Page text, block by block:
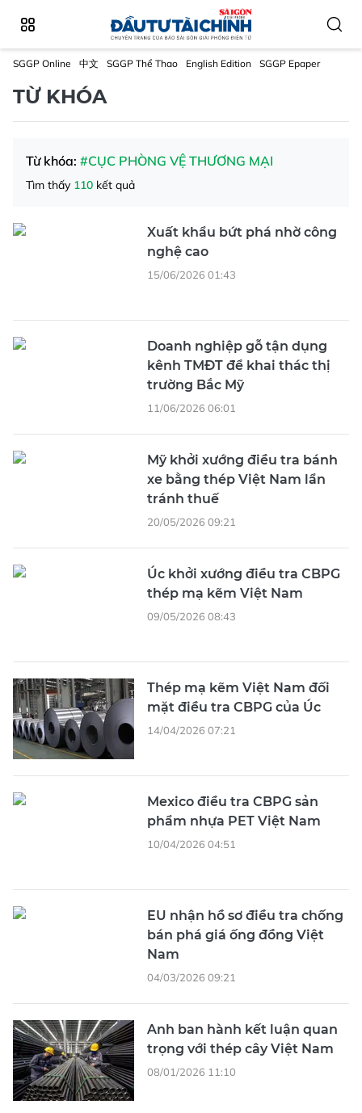
SGGP Online 中文 SGGP Thể Thao English Edition SGGP Epaper
TỪ KHÓA
Từ khóa: #CỤC PHÒNG VỆ THƯƠNG MẠI
Tìm thấy 110 kết quả
Xuất khẩu bứt phá nhờ công
nghệ cao
15/06/2026 01:43
Doanh nghiệp gỗ tận dụng
kênh TMĐT để khai thác thị
trường Bắc Mỹ
11/06/2026 06:01
Mỹ khởi xướng điều tra bánh
xe bằng thép Việt Nam lẩn
tránh thuế
20/05/2026 09:21
Úc khởi xướng điều tra CBPG
thép mạ kẽm Việt Nam
09/05/2026 08:43
Thép mạ kẽm Việt Nam đối
mặt điều tra CBPG của Úc
14/04/2026 07:21
Mexico điều tra CBPG sản
phẩm nhựa PET Việt Nam
10/04/2026 04:51
EU nhận hồ sơ điều tra chống
bán phá giá ống đồng Việt
Nam
04/03/2026 09:21
Anh ban hành kết luận quan
trọng với thép cây Việt Nam
08/01/2026 11:10